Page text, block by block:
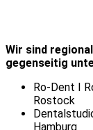
Wir sind
gegenseitig
Ro-Dent I
Rostock
Hamburg